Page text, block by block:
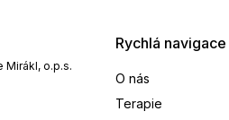
Mirákl, o.p.s.
Rychlá navigace
O nás
Terapie